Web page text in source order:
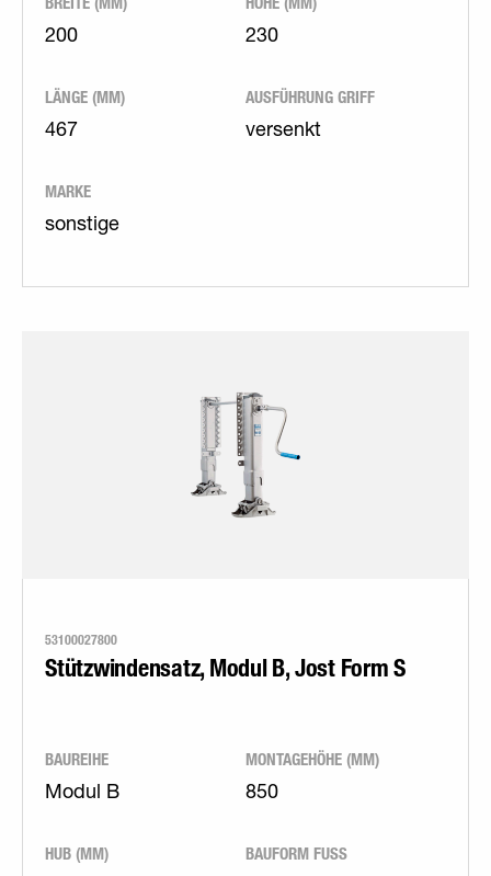
200 230
LÄNGE (MM)
467
AUSFÜHRUNG GRIFF
versenkt
MARKE
sonstige
53100027800
Stützwindensatz, Modul B, Jost Form S
BAUREIHE
Modul B
MONTAGEHÖHE (MM)
850
HUB (MM) BAUFORM FUSS